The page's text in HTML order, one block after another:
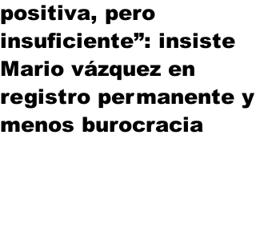
positiva, pero
insuficiente”: insiste
Mario vázquez en
registro permanente y
menos burocracia